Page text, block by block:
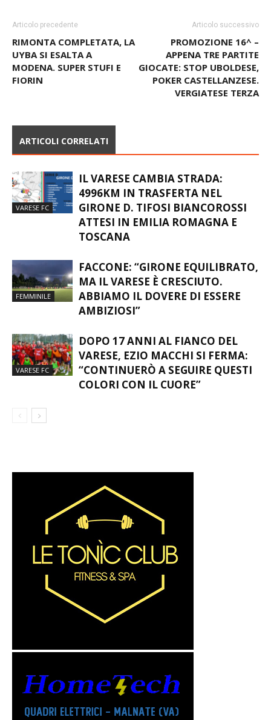
Articolo precedente
RIMONTA COMPLETATA, LA
UYBA SI ESALTA A
MODENA. SUPER STUFI E
FIORIN
Articolo successivo
PROMOZIONE 16^ –
APPENA TRE PARTITE
GIOCATE: STOP UBOLDESE,
POKER CASTELLANZESE.
VERGIATESE TERZA
ARTICOLI CORRELATI
VARESE FC
IL VARESE CAMBIA STRADA:
4996KM IN TRASFERTA NEL
GIRONE D. TIFOSI BIANCOROSSI
ATTESI IN EMILIA ROMAGNA E
TOSCANA
FEMMINILE
FACCONE: “GIRONE EQUILIBRATO,
MA IL VARESE È CRESCIUTO.
ABBIAMO IL DOVERE DI ESSERE
AMBIZIOSI”
VARESE FC
DOPO 17 ANNI AL FIANCO DEL
VARESE, EZIO MACCHI SI FERMA:
“CONTINUERÒ A SEGUIRE QUESTI
COLORI CON IL CUORE”